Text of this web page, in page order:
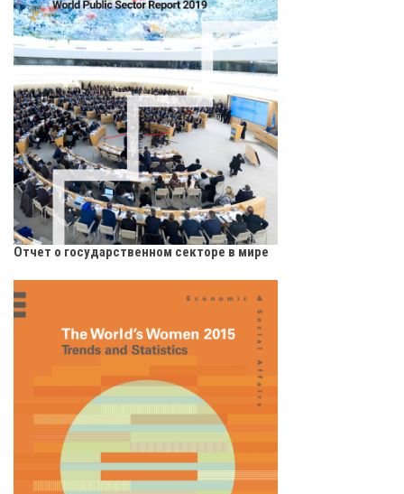
Отчет о государственном секторе в мире